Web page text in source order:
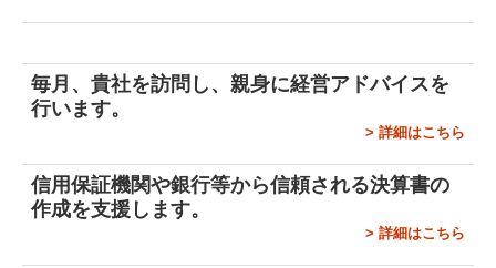
戦略販売・購買情報システム
戦略給与情報システム
建設業用会計情報DB
毎月、貴社を訪問し、親身に経営アドバイスを
行います。
> 詳細はこちら
信用保証機関や銀行等から信頼される決算書の
作成を支援します。
> 詳細はこちら